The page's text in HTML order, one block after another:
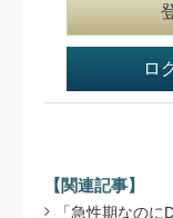
ロ
【関連記事】
「急性期なの